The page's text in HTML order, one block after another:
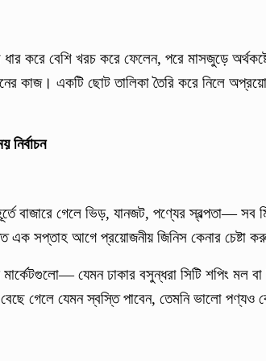
ধার করে বেশি খরচ করে ফেলেন, পরে মাসজুড়ে
কাজ। একটি ছোট তালিকা তৈরি করে নিলে
নির্বাচন
বাজারে গেলে ভিড়, যানজট, পণ্যের স্বল্পতা— সব
সপ্তাহ আগে প্রয়োজনীয় জিনিস কেনার চেষ্টা
যেমন ঢাকার বসুন্ধরা সিটি শপিং মল
গেলে যেমন স্বস্তি পাবেন, তেমনি ভালো পণ্যও